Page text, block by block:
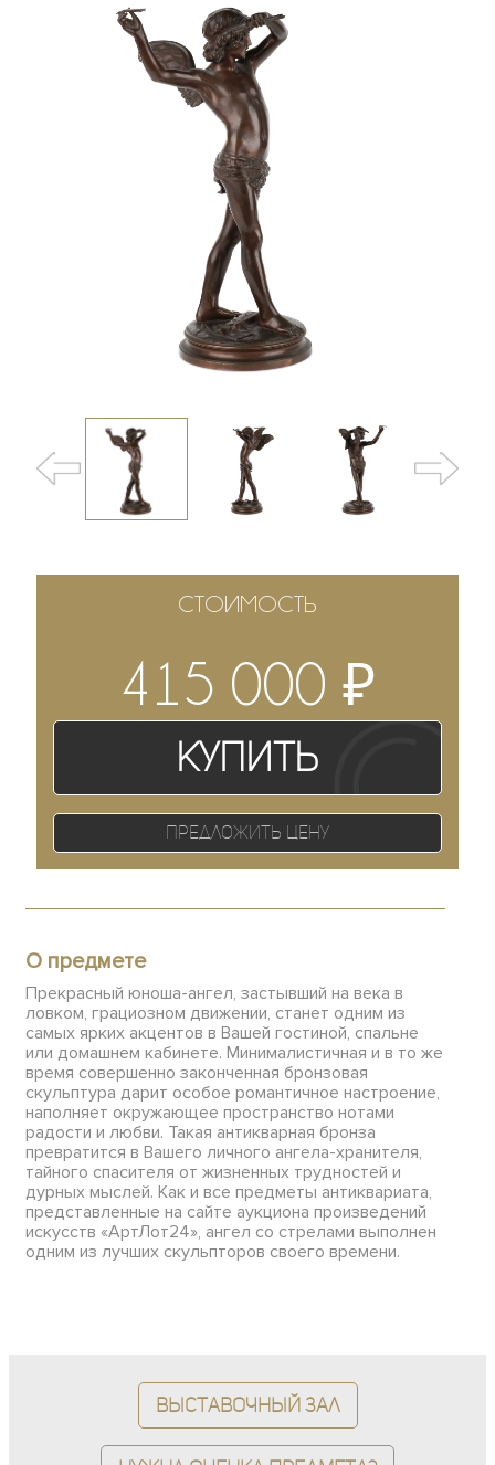
СТОИМОСТЬ
415 000 ₽
Купить
Предложить цену
О предмете
Прекрасный юноша-ангел, застывший на века в
ловком, грациозном движении, станет одним из
самых ярких акцентов в Вашей гостиной, спальне
или домашнем кабинете. Минималистичная и в то же
время совершенно законченная бронзовая
скульптура дарит особое романтичное настроение,
наполняет окружающее пространство нотами
радости и любви. Такая антикварная бронза
превратится в Вашего личного ангела-хранителя,
тайного спасителя от жизненных трудностей и
дурных мыслей. Как и все предметы антиквариата,
представленные на сайте аукциона произведений
искусств «АртЛот24», ангел со стрелами выполнен
одним из лучших скульпторов своего времени.
Выставочный зал